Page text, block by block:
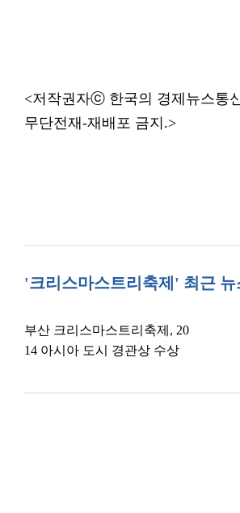
<저작권자ⓒ 한국의 경제뉴스통
무단전재-재배포 금지.>
'크리스마스트리축제' 최근 뉴
부산 크리스마스트리축제, 20
14 아시아 도시 경관상 수상